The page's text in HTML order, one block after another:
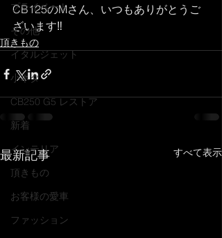
プライベート
その他
イタルジェット
小ネタ
CB250 G5 レストア
新着
インテリア
頂きもの
お客様の愛車
ファッション
CB125のMさん、いつもありがとうご
ざいます‼️
頂きもの
最新記事 すべて表示